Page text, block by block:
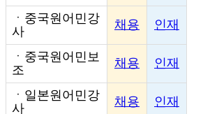
ㆍ 중국원어민강
사
채용 인재
ㆍ 중국원어민보
조
채용 인재
ㆍ 일본원어민강
사
채용 인재